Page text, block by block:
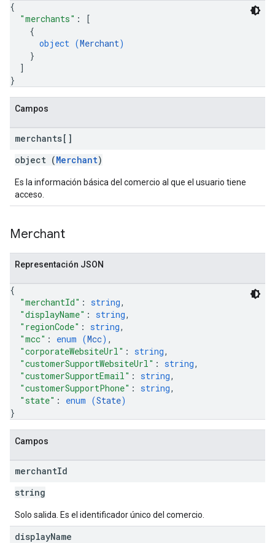
{
"merchants" :
[
{
object (Merchant)
}
]
}
Campos
merchants[]
object (Merchant)
Es la información básica del comercio al que el usuario tiene
acceso.
Merchant
Representación JSON
{
"merchantId" : string,
"displayName" : string,
"regionCode" : string,
"mcc" : enum (Mcc) ,
"corporateWebsiteUrl" : string,
"customerSupportWebsiteUrl" : string,
"customerSupportEmail" : string,
"customerSupportPhone" : string,
"state" : enum (State)
}
Campos
merchantId
string
Solo salida. Es el identificador único del comercio.
displayName